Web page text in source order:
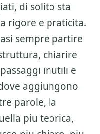
, di solito sta
rigore e praticita.
sempre partire
chiarire
inutili e
aggiungono
parole, la
piu teorica,